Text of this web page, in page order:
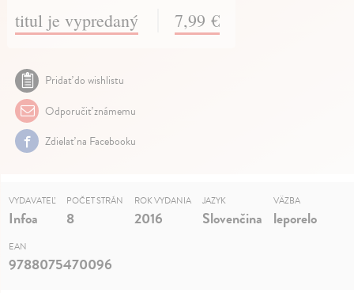
titul je vypredaný 7,99 €
Pridať do wishlistu
Odporučiť známemu
Zdielať na Facebooku
VYDAVATEĽ
Infoa
POČET STRÁN
8
ROK VYDANIA
2016
JAZYK
Slovenčina
VÄZBA
leporelo
EAN
9788075470096